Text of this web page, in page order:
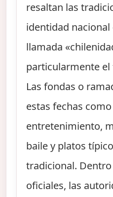
resaltan las
identidad
llamada
particularmente
Las fondas o
estas fechas
entretenimiento,
baile y platos
tradicional.
oficiales, las